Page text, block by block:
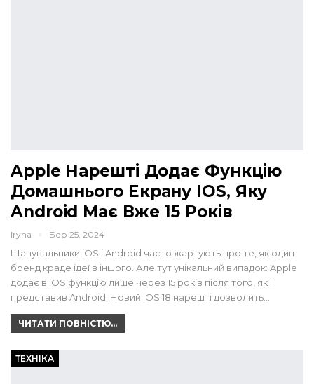
Apple Нарешті Додає Функцію
Домашнього Екрану IOS, Яку
Android Має Вже 15 Років
Iryna Бер 25, 2024
Шанувальники iOS і Android часто жартують про те, як один
бренд краде ідеї в іншого. Але тут унікальний випадок: Apple
додає в iOS функцію лише через 15 років після того, як її
представив Android. Новий iOS 18 нарешті дозволить…
ЧИТАТИ ПОВНІСТЮ...
ТЕХНІКА